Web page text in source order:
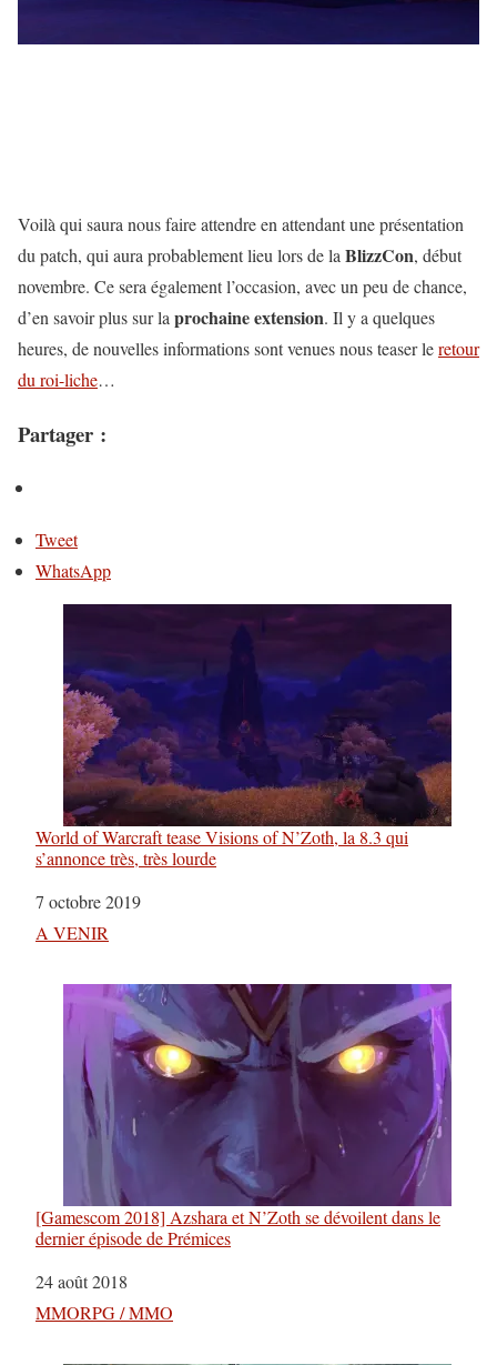
Voilà qui saura nous faire attendre en attendant une présentation
du patch, qui aura probablement lieu lors de la BlizzCon, début
novembre. Ce sera également l’occasion, avec un peu de chance,
d’en savoir plus sur la prochaine extension. Il y a quelques
heures, de nouvelles informations sont venues nous teaser leretour
du roi-liche…
Partager :
Tweet
WhatsApp
World of Warcraft tease Visions of N’Zoth, la 8.3 qui
s’annonce très, très lourde
Date
7 octobre 2019
Par rapport à
A VENIR
[Gamescom 2018] Azshara et N’Zoth se dévoilent dans le
dernier épisode de Prémices
Date
24 août 2018
Par rapport à
MMORPG / MMO